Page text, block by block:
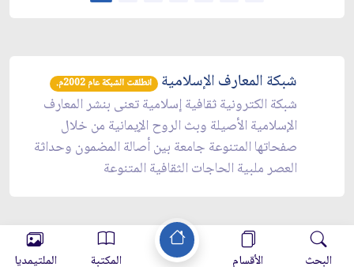
شبكة المعارف الإسلامية انطلقت الشبكة عام 2002م.
شبكة الكترونية ثقافية إسلامية تعنى بنشر المعارف
الإسلامية الأصيلة وبث الروح الإيمانية من خلال
صفحاتها المتنوعة جامعة بين أصالة المضمون وحداثة
العصر ملبية الحاجات الثقافية المتنوعة
البحث الأقسام المكتبة الملتيمديا